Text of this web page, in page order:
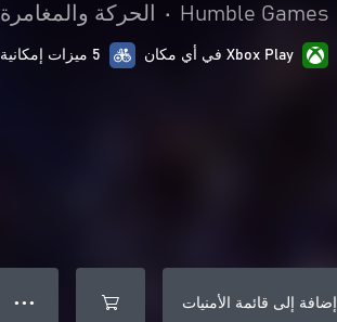
Humble Games
• الحركة والمغامرة
Xbox Play في أي مكان 5 ميزات إمكانية وصول ذوي الاحتياجات الخاصة
إضافة إلى قائمة الأمنيات ● ● ●